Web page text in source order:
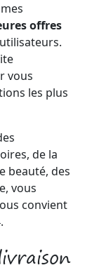
offres
vous
les plus
de la
beauté, des
vous
convient